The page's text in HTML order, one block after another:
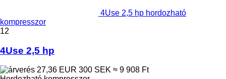
4Use 2,5 hp hordozható
kompresszor
12
4Use 2,5 hp
27,36 EUR 300 SEK ≈ 9 908 Ft